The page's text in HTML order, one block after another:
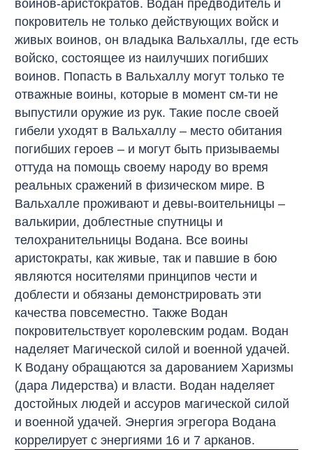
воинов-аристократов. Водан предводитель и
покровитель не только действующих войск и
живых воинов, он владыка Вальхаллы, где есть
войско, состоящее из наилучших погибших
воинов. Попасть в Вальхаллу могут только те
отважные воины, которые в момент см-ти не
выпустили оружие из рук. Такие после своей
гибели уходят в Вальхаллу – место обитания
погибших героев – и могут быть призываемы
оттуда на помощь своему народу во время
реальных сражений в физическом мире. В
Вальхалле проживают и девы-воительницы –
валькирии, доблестные спутницы и
телохранительницы Водана. Все воины
аристократы, как живые, так и павшие в бою
являются носителями принципов чести и
доблести и обязаны демонстрировать эти
качества повсеместно. Также Водан
покровительствует королевским родам. Водан
наделяет Магической силой и военной удачей.
К Водану обращаются за дарованием Харизмы
(дара Лидерства) и власти. Водан наделяет
достойных людей и ассуров магической силой
и военной удачей. Энергия эгрегора Водана
коррелирует с энергиями 16 и 7 арканов.